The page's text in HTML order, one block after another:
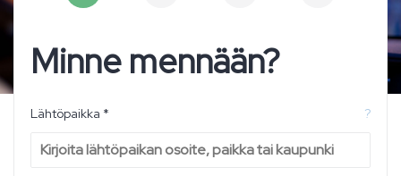
Minne mennään?
Lähtöpaikka * ?